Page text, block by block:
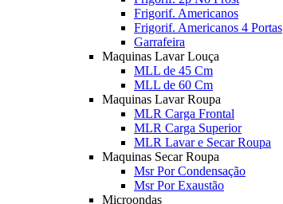
Frigorif. Americanos
Frigorif. Americanos 4 Portas
Garrafeira
Maquinas Lavar Louça
MLL de 45 Cm
MLL de 60 Cm
Maquinas Lavar Roupa
MLR Carga Frontal
MLR Carga Superior
MLR Lavar e Secar Roupa
Maquinas Secar Roupa
Msr Por Condensação
Msr Por Exaustão
Microondas